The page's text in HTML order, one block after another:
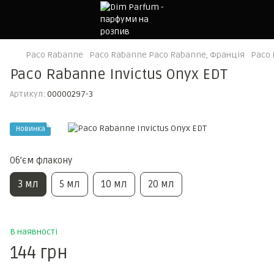
Paco Rabanne Paco Rabanne Paco Rabanne, Франція Paco
Paco Rabanne Invictus Onyx EDT
Артикул: 00000297-3
Новинка
Обʼєм флакону
3 мл 5 мл 10 мл 20 мл
В наявності
144 грн